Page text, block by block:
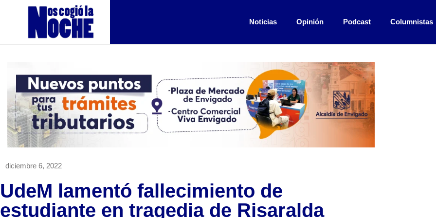
Noticias Opinión Podcast Columnistas
diciembre 6, 2022
UdeM lamentó fallecimiento de
estudiante en tragedia de Risaralda